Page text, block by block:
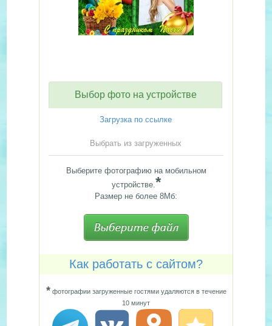
Выбор фото на устройстве
Загрузка по ссылке
Выбрать из загруженных
Выберите фотографию на мобильном
устройстве.*
Размер не более 8Мб:
Как работать с сайтом?
*фотографии загруженные гостями удаляются в течение
10 минут